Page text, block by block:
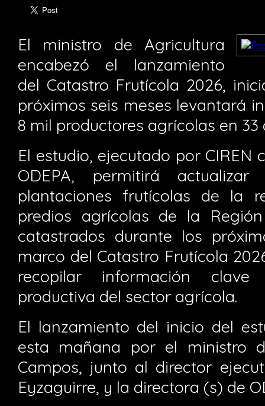
El ministro de Agricultura
encabezó el lanzamiento
del Catastro Frutícola 2026,
próximos seis meses levantará
8 mil productores agrícolas en
El estudio, ejecutado por
ODEPA, permitirá
plantaciones frutícolas de la
predios agrícolas de la
catastrados durante los
marco del Catastro Frutícola
recopilar información
productiva del sector agrícola.
El lanzamiento del inicio del
esta mañana por el ministro
Campos, junto al director
Eyzaguirre, y la directora (s) de